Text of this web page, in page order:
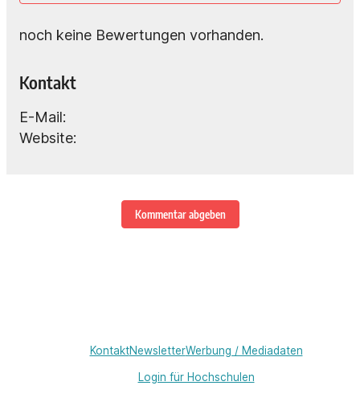
noch keine Bewertungen vorhanden.
Kontakt
E-Mail:
Website:
Kommentar abgeben
KontaktNewsletterWerbung / Mediadaten
Login für Hochschulen